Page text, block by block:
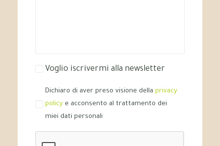
Voglio iscrivermi alla newsletter
Dichiaro di aver preso visione della privacy
policy e acconsento al trattamento dei
miei dati personali